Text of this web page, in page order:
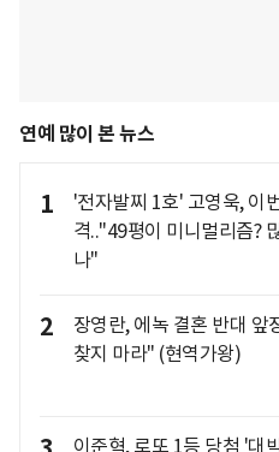
연예 많이 본 뉴스
1
'전자발찌 1호' 고영욱, 이
격.."49평이 미니멀리즘?
나"
2
장영란, 에녹 결혼 반대 앞
찾지 마라" (현역가왕)
이준혁, 로또 1등 당첨 '대